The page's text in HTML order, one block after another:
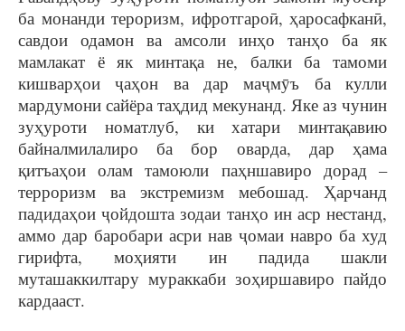
ба монанди тероризм, ифротгароӣ, ҳаросафканӣ,
савдои одамон ва амсоли инҳо танҳо ба як
мамлакат ё як минтақа не, балки ба тамоми
кишварҳои ҷаҳон ва дар маҷмӯъ ба кулли
мардумони сайёра таҳдид мекунанд. Яке аз чунин
зуҳуроти номатлуб, ки хатари минтақавию
байналмилалиро ба бор оварда, дар ҳама
қитъаҳои олам тамоюли паҳншавиро дорад –
терроризм ва экстремизм мебошад. Ҳарчанд
падидаҳои ҷойдошта зодаи танҳо ин аср нестанд,
аммо дар баробари асри нав ҷомаи навро ба худ
гирифта, моҳияти ин падида шакли
муташаккилтару мураккаби зоҳиршавиро пайдо
кардааст.